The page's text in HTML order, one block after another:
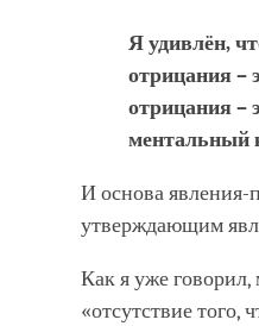
Я удивлён,
отрицания –
отрицания –
ментальный
И основа явления-
утверждающим
Как я уже
«отсутствие того,